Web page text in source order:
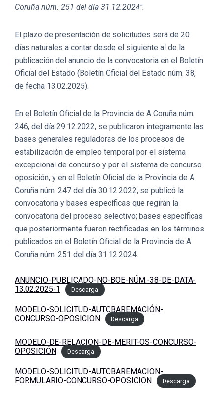
Coruña núm. 251 del día 31.12.2024″.
El plazo de presentación de solicitudes será de 20
días naturales a contar desde el siguiente al de la
publicación del anuncio de la convocatoria en el Boletín
Oficial del Estado (Boletín Oficial del Estado núm. 38,
de fecha 13.02.2025).
En el Boletín Oficial de la Provincia de A Coruña núm.
246, del día 29.12.2022, se publicaron integramente las
bases generales reguladoras de los procesos de
estabilización de empleo temporal por el sistema
excepcional de concurso y por el sistema de concurso
oposición, y en el Boletín Oficial de la Provincia de A
Coruña núm. 247 del día 30.12.2022, se publicó la
convocatoria y bases específicas que regirán la
convocatoria del proceso selectivo; bases específicas
que posteriormente fueron rectificadas en los términos
publicados en el Boletín Oficial de la Provincia de A
Coruña núm. 251 del día 31.12.2024.
ANUNCIO-PUBLICADO-NO-BOE-NÚM.-38-DE-DATA-
13.02.2025-1
Descarga
MODELO-SOLICITUD-AUTOBAREMACIÓN-
CONCURSO-OPOSICION
Descarga
MODELO-DE-RELACION-DE-MERIT-OS-CONCURSO-
OPOSICIÓN
Descarga
MODELO-SOLICITUD-AUTOBAREMACION-
FORMULARIO-CONCURSO-OPOSICION
Descarga